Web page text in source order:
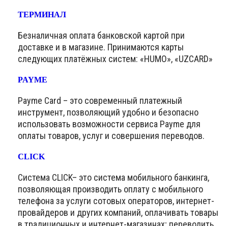
ТЕРМИНАЛ
Безналичная оплата банковской картой при
доставке и в магазине. Принимаются карты
следующих платёжных систем: «HUMO», «UZCARD»
PAYME
Payme Card – это современный платежный
инструмент, позволяющий удобно и безопасно
использовать возможности сервиса Payme для
оплаты товаров, услуг и совершения переводов.
CLICK
Система CLICK– это система мобильного банкинга,
позволяющая производить оплату с мобильного
телефона за услуги сотовых операторов, интернет-
провайдеров и других компаний, оплачивать товары